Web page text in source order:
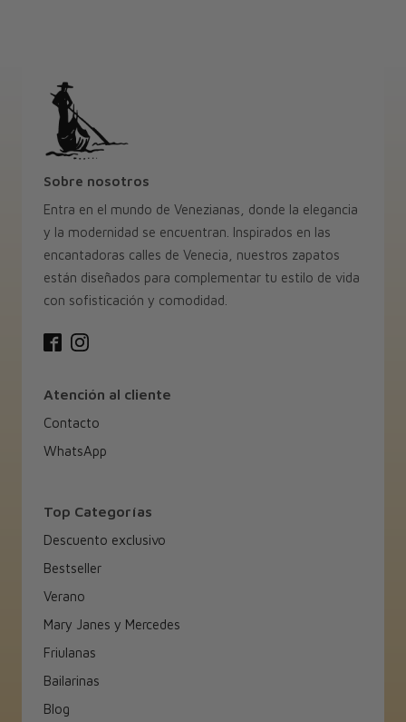
Sobre nosotros
Entra en el mundo de Venezianas, donde la elegancia
y la modernidad se encuentran. Inspirados en las
encantadoras calles de Venecia, nuestros zapatos
están diseñados para complementar tu estilo de vida
con sofisticación y comodidad.
Atención al cliente
Contacto
WhatsApp
Top Categorías
Descuento exclusivo
Bestseller
Verano
Mary Janes y Mercedes
Friulanas
Bailarinas
Blog